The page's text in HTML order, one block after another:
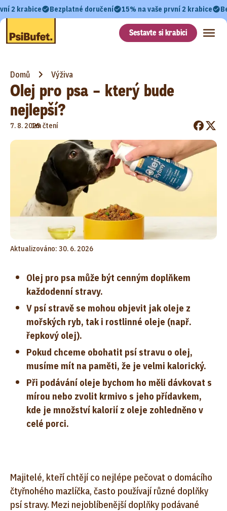
2 krabice Bezplatné doručení 15% na vaše první 2 krabice
Sestavte si krabici
Domů Výživa
Olej pro psa – který bude
nejlepší?
7. 8. 2025
•
1m čtení
Aktualizováno: 30. 6. 2026
Olej pro psa může být cenným doplňkem
každodenní stravy.
V psí stravě se mohou objevit jak oleje z
mořských ryb, tak i rostlinné oleje (např.
řepkový olej).
Pokud chceme obohatit psí stravu o olej,
musíme mít na paměti, že je velmi kalorický.
Při podávání oleje bychom ho měli dávkovat s
mírou nebo zvolit krmivo s jeho přídavkem,
kde je množství kalorií z oleje zohledněno v
celé porci.
Majitelé, kteří chtějí co nejlépe pečovat o domácího
čtyřnohého mazlíčka, často používají různé doplňky
psí stravy. Mezi nejoblíbenější doplňky podávané